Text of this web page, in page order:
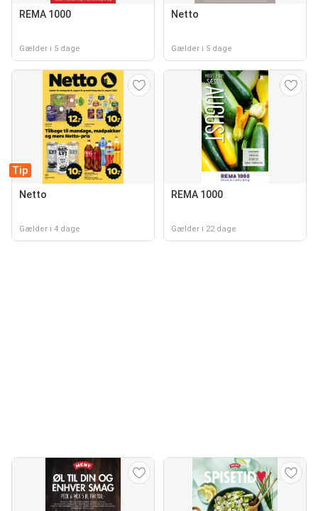
REMA 1000
Gælder i 5 dage
Netto
Gælder i 5 dage
Tip
Netto
Gælder i 4 dage
REMA 1000
Gælder i 22 dage